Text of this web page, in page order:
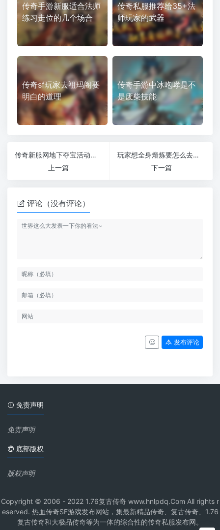
传奇手游新服适合法师
练习走位的几个场合
传奇私服推荐给35+法
师玩家的武器
传奇sf玩家去祖玛阁要
明白的道理
传奇手游中冰咆哮是不
是废柴技能
传奇新服网地下夺宝活动里面两层地图有着不同的玩法
上一篇
玩家想全身熔炼要怎么去得到大量的熔炼精华
下一篇
评论（没有评论）
发布评论
免责声明
免责声明
底部版权
版权声明
Copyright © 2006 - 2022 1.76复古传奇 www.hnlpdq.Com All rights r
eserved. 热血传奇SF游戏发布网站，集最新精品传奇、复古传奇、1.76
复古传奇和大极品传奇等为一体的综合性的传奇私服发布网。